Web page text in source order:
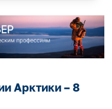
Арктики – 8